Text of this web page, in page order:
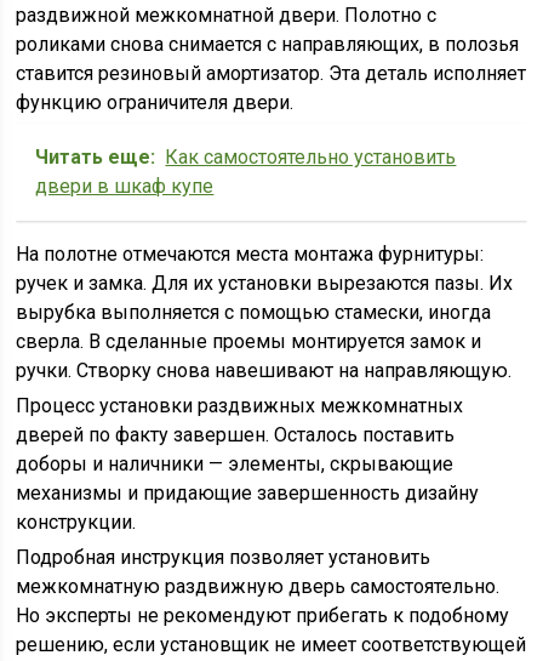
раздвижной межкомнатной двери. Полотно с
роликами снова снимается с направляющих, в полозья
ставится резиновый амортизатор. Эта деталь исполняет
функцию ограничителя двери.
Читать еще: Как самостоятельно установить
двери в шкаф купе
На полотне отмечаются места монтажа фурнитуры:
ручек и замка. Для их установки вырезаются пазы. Их
вырубка выполняется с помощью стамески, иногда
сверла. В сделанные проемы монтируется замок и
ручки. Створку снова навешивают на направляющую.
Процесс установки раздвижных межкомнатных
дверей по факту завершен. Осталось поставить
доборы и наличники — элементы, скрывающие
механизмы и придающие завершенность дизайну
конструкции.
Подробная инструкция позволяет установить
межкомнатную раздвижную дверь самостоятельно.
Но эксперты не рекомендуют прибегать к подобному
решению, если установщик не имеет соответствующей